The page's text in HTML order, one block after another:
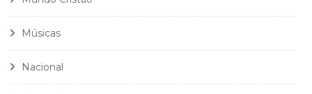
Músicas
Nacional